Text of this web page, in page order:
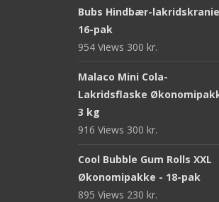
Bubs Hindbær-
16-pak
954 Views 300 kr.
Malaco Mini Cola-
Lakridsflaske
3 kg
916 Views 300 kr.
Cool Bubble Gum Rolls XXL
Økonomipakke - 18-pak
895 Views 230 kr.